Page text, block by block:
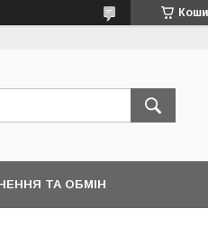
ТА ОБМІН